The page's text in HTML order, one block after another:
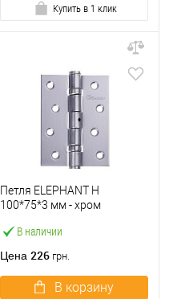
Купить в 1 клик
В наличии
Петля ELEPHANT H
100*75*3 мм - хром
Цена 226 грн.
В корзину